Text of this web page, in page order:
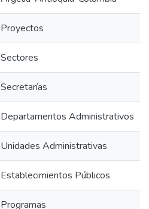
Proyectos
Sectores
Secretarías
Departamentos Administrativos
Unidades Administrativas
Establecimientos Públicos
Programas